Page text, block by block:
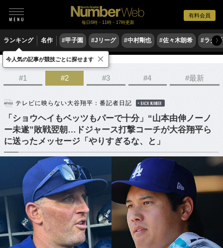
有料会員
毎日6時・11時・17時更新
ランキング 名作 #甲子園 #Jリーグ #中村剛也 #佐々木朗希 #ラグ〉
野球 MLB
#1 #2 #3 #4 #最新
テレビに映らない大谷翔平：番記者日記 BACK NUMBER
「ショウヘイもベッツもパーで十分」“山本由伸ノーノ
ー未遂”敗戦翌朝…ドジャース打撃コーチが大谷翔平ら
に送ったメッセージ「やりすぎるな、と」
今人気の記事が競技ごとに探せます ×